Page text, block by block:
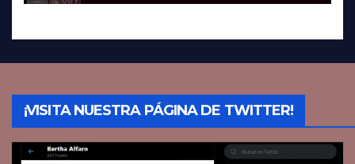
¡VISITA NUESTRA PÁGINA DE TWITTER!